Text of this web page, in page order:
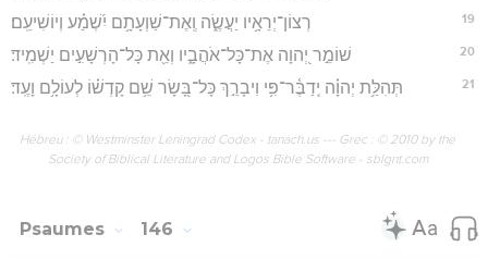
19 רְצוֹן־יְרֵאָ֥יו יַעֲשֶׂ֑ה וְֽאֶת־שַׁוְעָתָ֥ם יִ֝שְׁמַ֗ע וְיוֹשִׁיעֵֽם׃
20 שׁוֹמֵ֣ר יְ֭הוָה אֶת־כָּל־אֹהֲבָ֑יו וְאֵ֖ת כָּל־הָרְשָׁעִ֣ים יַשְׁמִֽיד׃
21 תְּהִלַּ֥ת יְהוָ֗ה יְֽדַבֶּ֫ר־פִּ֥י וִיבָרֵ֣ךְ כָּל־בָּ֭שָׂר שֵׁ֥ם קָדְשׁ֗וֹ לְעוֹלָ֥ם וָעֶֽד׃
Hébreu : © Westminster Leningrad Codex - tanach.us --- Grec : © 2010 by the
Society of Biblical Literature and Logos Bible Software - sblgnt.com
Psaumes 146